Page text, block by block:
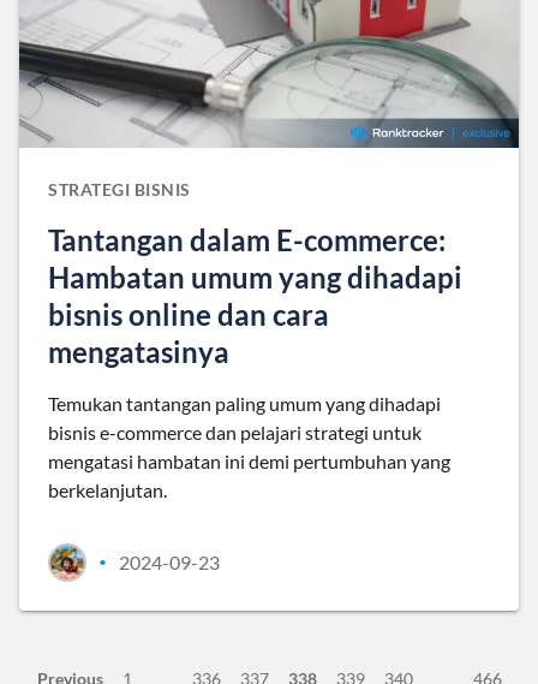
STRATEGI BISNIS
Tantangan dalam E-commerce:
Hambatan umum yang dihadapi
bisnis online dan cara
mengatasinya
Temukan tantangan paling umum yang dihadapi
bisnis e-commerce dan pelajari strategi untuk
mengatasi hambatan ini demi pertumbuhan yang
berkelanjutan.
• 2024-09-23
Previous 1 336 337 338 339 340 466